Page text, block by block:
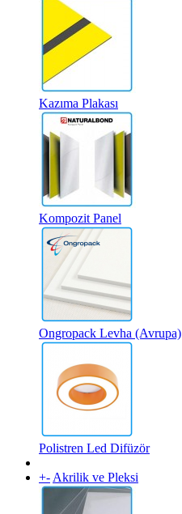
Kazıma Plakası
Kompozit Panel
Ongropack Levha (Avrupa)
Polistren Led Difüzör
+- Akrilik ve Pleksi